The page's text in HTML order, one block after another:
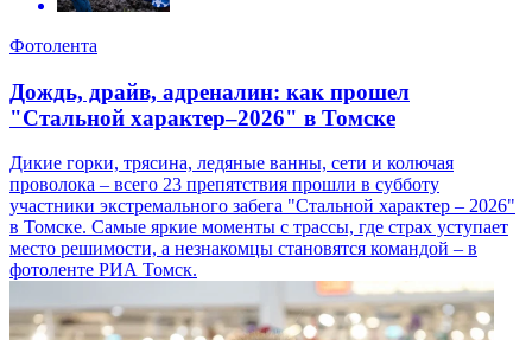
Фотолента
Дождь, драйв, адреналин: как прошел
"Стальной характер–2026" в Томске
Дикие горки, трясина, ледяные ванны, сети и колючая
проволока – всего 23 препятствия прошли в субботу
участники экстремального забега "Стальной характер – 2026"
в Томске. Самые яркие моменты с трассы, где страх уступает
место решимости, а незнакомцы становятся командой – в
фотоленте РИА Томск.